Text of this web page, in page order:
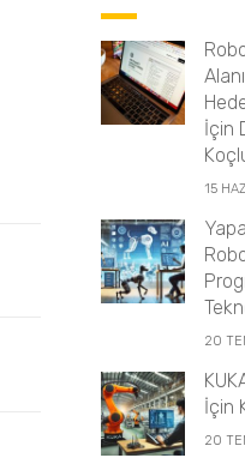
İçin
15
20
İçin
20